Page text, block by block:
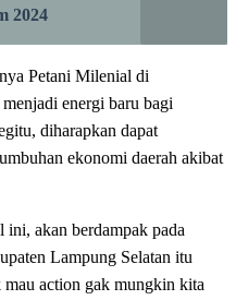
2024
Petani Milenial di
energi baru bagi
diharapkan dapat
ekonomi daerah akibat
akan berdampak pada
Lampung Selatan itu
action gak mungkin kita